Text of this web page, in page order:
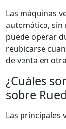
Las máquinas
automática, sin
puede operar
reubicarse
de venta en
¿Cuáles
sobre
Las principales